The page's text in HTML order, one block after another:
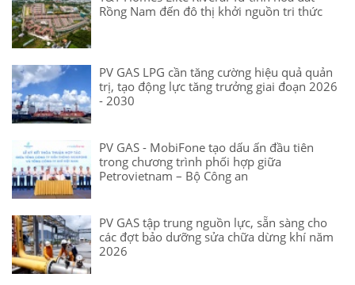
Rồng Nam đến đô thị khởi nguồn tri thức
PV GAS LPG cần tăng cường hiệu quả quản
trị, tạo động lực tăng trưởng giai đoạn 2026
- 2030
PV GAS - MobiFone tạo dấu ấn đầu tiên
trong chương trình phối hợp giữa
Petrovietnam – Bộ Công an
PV GAS tập trung nguồn lực, sẵn sàng cho
các đợt bảo dưỡng sửa chữa dừng khí năm
2026